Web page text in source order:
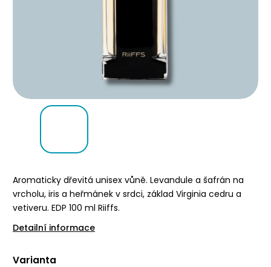
Aromaticky dřevitá unisex vůně. Levandule a šafrán na
vrcholu, iris a heřmánek v srdci, základ Virginia cedru a
vetiveru. EDP 100 ml Riiffs.
Detailní informace
Varianta